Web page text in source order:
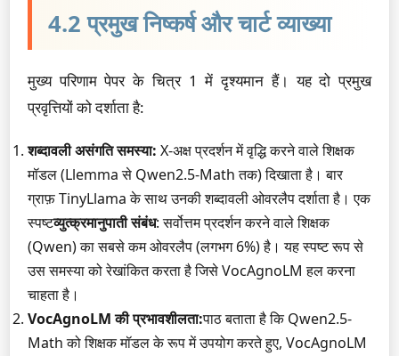
4.2 प्रमुख निष्कर्ष और चार्ट व्याख्या
मुख्य परिणाम पेपर के चित्र 1 में दृश्यमान हैं। यह दो प्रमुख
प्रवृत्तियों को दर्शाता है:
शब्दावली असंगति समस्या: X-अक्ष प्रदर्शन में वृद्धि करने वाले शिक्षक
मॉडल (Llemma से Qwen2.5-Math तक) दिखाता है। बार
ग्राफ़ TinyLlama के साथ उनकी शब्दावली ओवरलैप दर्शाता है। एक
स्पष्टव्युत्क्रमानुपाती संबंध: सर्वोत्तम प्रदर्शन करने वाले शिक्षक
(Qwen) का सबसे कम ओवरलैप (लगभग 6%) है। यह स्पष्ट रूप से
उस समस्या को रेखांकित करता है जिसे VocAgnoLM हल करना
चाहता है।
VocAgnoLM की प्रभावशीलता:पाठ बताता है कि Qwen2.5-
Math को शिक्षक मॉडल के रूप में उपयोग करते हुए, VocAgnoLM